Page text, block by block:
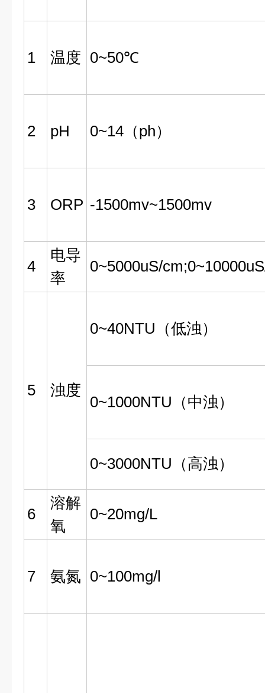
1 温度 0~50℃
2 pH 0~14（ph）
3 ORP -1500mv~1500mv
4
电导
率
0~5000uS/
5 浊度
0~40NTU（低浊）
0~1000NTU（中浊）
0~3000NTU（高浊）
6
溶解
氧
0~20mg/L
7 氨氮 0~100mg/l